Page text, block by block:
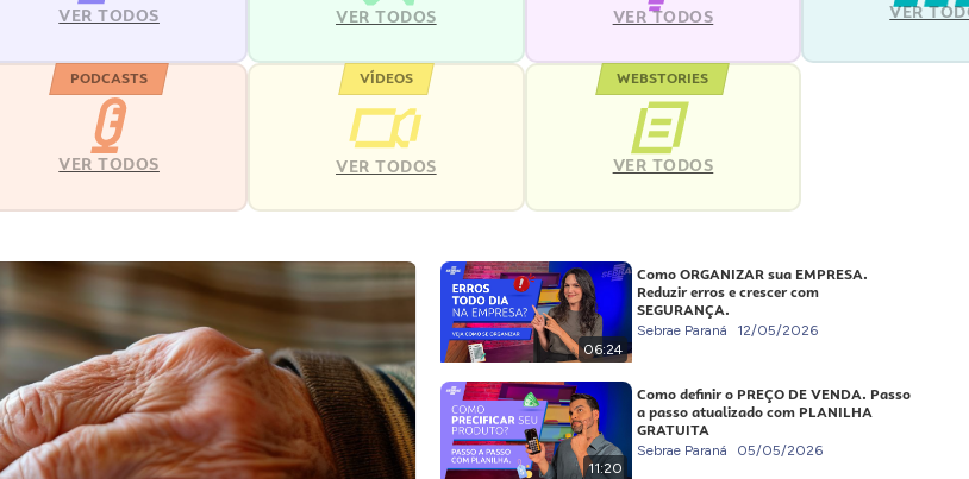
VER TODOS VER TODOS VER TODOS VER
PODCASTS
VER TODOS
VÍDEOS
VER TODOS
WEBSTORIES
VER TODOS
06:24
Como ORGANIZAR sua EMPRESA.
Reduzir erros e crescer com
SEGURANÇA.
Sebrae Paraná 12/05/2026
11:20
Como definir o PREÇO DE VENDA. Passo
a passo atualizado com PLANILHA
GRATUITA
Sebrae Paraná 05/05/2026